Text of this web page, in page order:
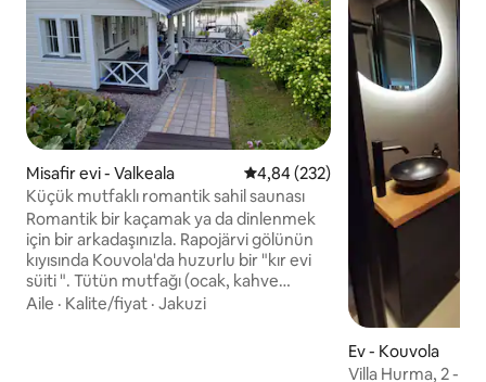
Misafir evi - Valkeala 5 üzerinden ortalama 4,84
4,84 (232)
Küçük mutfaklı romantik sahil saunası
Romantik bir kaçamak ya da dinlenmek
için bir arkadaşınızla. Rapojärvi gölünün
kıyısında Kouvola'da huzurlu bir "kır evi
süiti ". Tütün mutfağı (ocak, kahve
makinesi, su ısıtıcısı, mikrodalga fırın), çift
Aile · Kalite/fiyat · Jakuzi
Ev - Kouvola
Villa Hurma, 2 - 5